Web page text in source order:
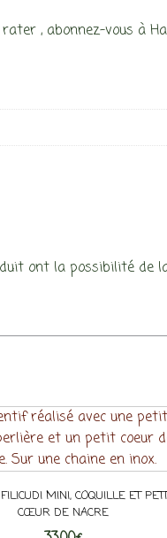
, abonnez-vous à
ont la possibilité de
MINI, COQUILLE ET
CŒUR DE NACRE